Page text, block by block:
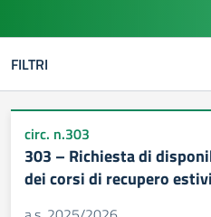
FILTRI
circ. n.303
303 – Richiesta di
dei corsi di recupero estivi